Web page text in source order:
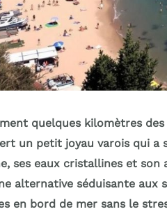
quelques kilomètres des
un petit joyau varois qui a
ses eaux cristallines et
alternative séduisante aux
en bord de mer sans le